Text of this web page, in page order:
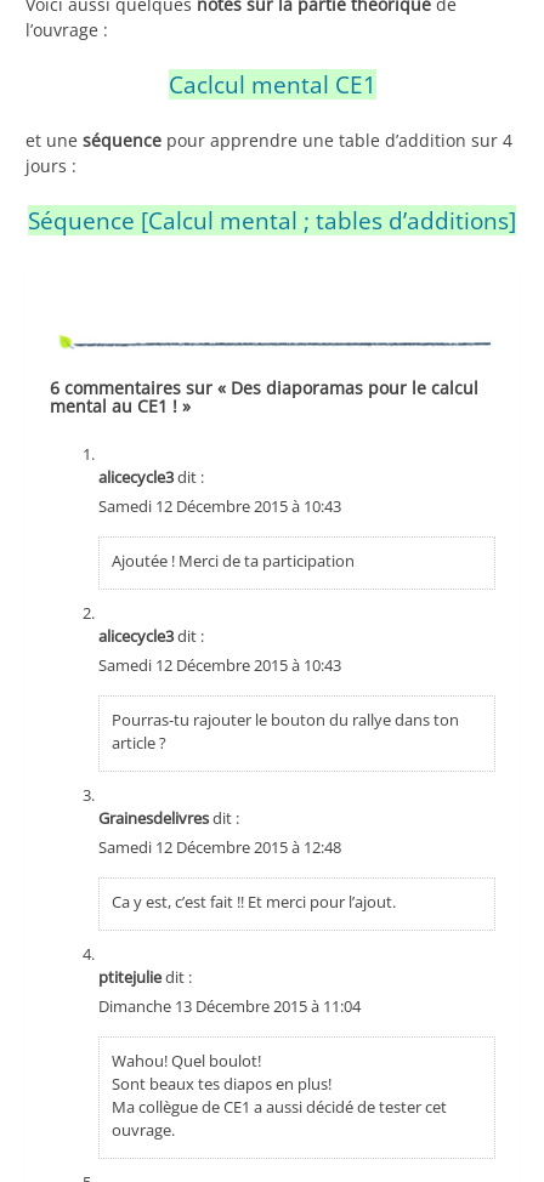
l’ouvrage :
Caclcul mental CE1
et une séquence pour apprendre une table d’addition sur 4
jours :
Séquence [Calcul mental ; tables d’additions]
6 commentaires sur « Des diaporamas pour le calcul
mental au CE1 ! »
alicecycle3dit :
Samedi 12 Décembre 2015 à 10:43
Ajoutée ! Merci de ta participation
alicecycle3dit :
Samedi 12 Décembre 2015 à 10:43
Pourras-tu rajouter le bouton du rallye dans ton
article ?
Grainesdelivresdit :
Samedi 12 Décembre 2015 à 12:48
Ca y est, c’est fait !! Et merci pour l’ajout.
ptitejuliedit :
Dimanche 13 Décembre 2015 à 11:04
Wahou! Quel boulot!
Sont beaux tes diapos en plus!
Ma collègue de CE1 a aussi décidé de tester cet
ouvrage.